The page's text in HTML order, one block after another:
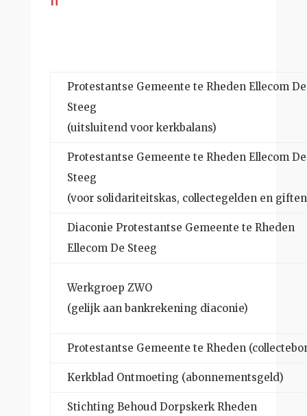
Protestantse Gemeente te Rheden Ellecom De
Steeg
(uitsluitend voor kerkbalans)
Protestantse Gemeente te Rheden Ellecom De
Steeg
(voor solidariteitskas, collectegelden en
Diaconie Protestantse Gemeente te Rheden
Ellecom De Steeg
Werkgroep ZWO
(gelijk aan bankrekening diaconie)
Protestantse Gemeente te Rheden
Kerkblad Ontmoeting (abonnementsgeld)
Stichting Behoud Dorpskerk Rheden